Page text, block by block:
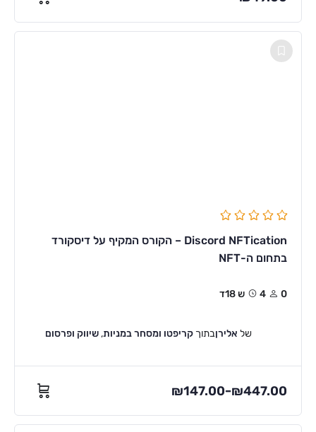
Discord NFTication – הקורס המקיף על דיסקורד
בתחום ה-NFT
0 4ש 18ד
של אלירןבתוך קריפטו ומסחר במניות, שיווק ופרסום
₪147.00–₪447.00